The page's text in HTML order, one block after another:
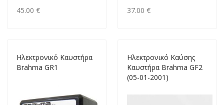
45.00 € 37.00 €
Ηλεκτρονικό Kαυστήρα
Brahma GR1
Ηλεκτρονικό Καύσης
Καυστήρα Brahma GF2
(05-01-2001)